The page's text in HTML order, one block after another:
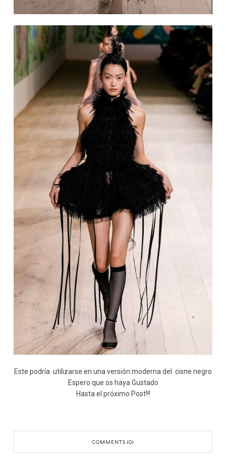
Este podría utilizarse en una versión moderna del cisne negro
Espero que os haya Gustado
Hasta el próximo Post!!!
COMMENTS (0)